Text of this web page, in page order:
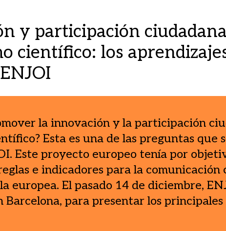
y participación
científico: los
la innovación y la participación
Esta es una de las preguntas que
Este proyecto europeo tenía por
e indicadores para la comunicación
europea. El pasado 14 de diciembre,
Barcelona, para presentar los